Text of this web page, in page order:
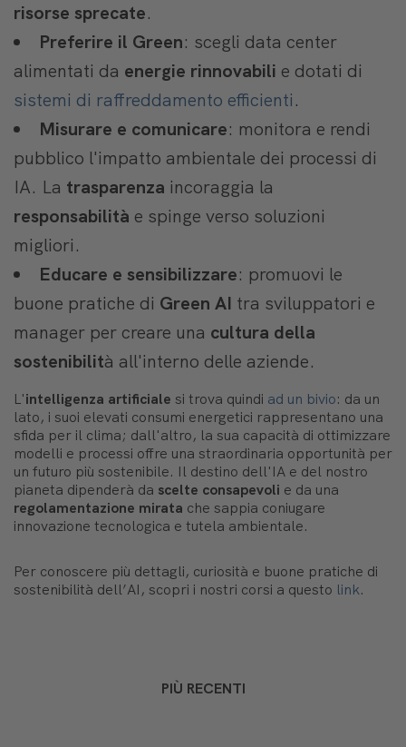
risorse sprecate.
Preferire il Green: scegli data center
alimentati da energie rinnovabili e dotati di
sistemi di raffreddamento efficienti.
Misurare e comunicare: monitora e rendi
pubblico l'impatto ambientale dei processi di
IA. La trasparenza incoraggia la
responsabilità e spinge verso soluzioni
migliori.
Educare e sensibilizzare: promuovi le
buone pratiche di Green AI tra sviluppatori e
manager per creare una cultura della
sostenibilità all'interno delle aziende.
L'intelligenza artificiale si trova quindi ad un bivio: da un
lato, i suoi elevati consumi energetici rappresentano una
sfida per il clima; dall'altro, la sua capacità di ottimizzare
modelli e processi offre una straordinaria opportunità per
un futuro più sostenibile. Il destino dell'IA e del nostro
pianeta dipenderà da scelte consapevoli e da una
regolamentazione mirata che sappia coniugare
innovazione tecnologica e tutela ambientale.
Per conoscere più dettagli, curiosità e buone pratiche di
sostenibilità dell’AI, scopri i nostri corsi a questo link.
PIÙ RECENTI